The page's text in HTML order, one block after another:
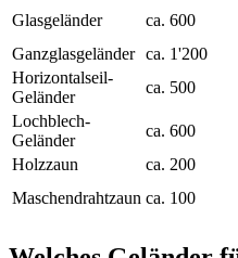
Glasgeländer
ca. 600
Ganzglasgeländer ca. 1'200
Horizontalseil-
Geländer
ca. 500
Lochblech-
Geländer
ca. 600
Holzzaun
ca. 200
Maschendrahtzaun ca. 100